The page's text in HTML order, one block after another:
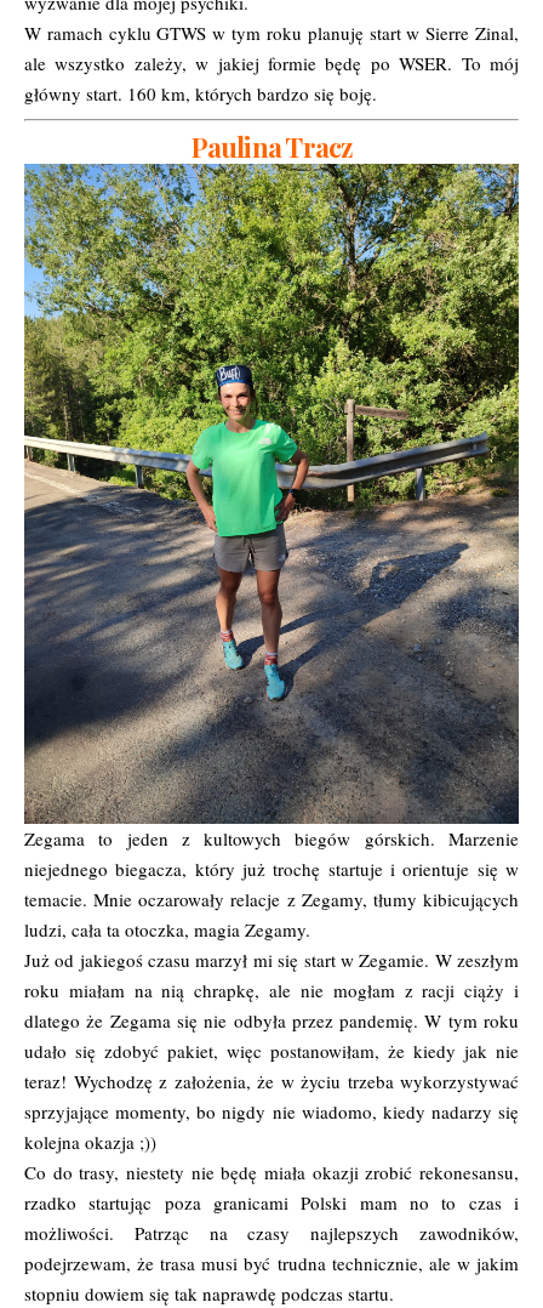
W ramach cyklu GTWS w tym roku planuję start w Sierre Zinal,
ale wszystko zależy, w jakiej formie będę po WSER. To mój
główny start. 160 km, których bardzo się boję.
Paulina Tracz
Zegama to jeden z kultowych biegów górskich. Marzenie
niejednego biegacza, który już trochę startuje i orientuje się w
temacie. Mnie oczarowały relacje z Zegamy, tłumy kibicujących
ludzi, cała ta otoczka, magia Zegamy.
Już od jakiegoś czasu marzył mi się start w Zegamie. W zeszłym
roku miałam na nią chrapkę, ale nie mogłam z racji ciąży i
dlatego że Zegama się nie odbyła przez pandemię. W tym roku
udało się zdobyć pakiet, więc postanowiłam, że kiedy jak nie
teraz! Wychodzę z założenia, że w życiu trzeba wykorzystywać
sprzyjające momenty, bo nigdy nie wiadomo, kiedy nadarzy się
kolejna okazja ;))
Co do trasy, niestety nie będę miała okazji zrobić rekonesansu,
rzadko startując poza granicami Polski mam no to czas i
możliwości. Patrząc na czasy najlepszych zawodników,
podejrzewam, że trasa musi być trudna technicznie, ale w jakim
stopniu dowiem się tak naprawdę podczas startu.